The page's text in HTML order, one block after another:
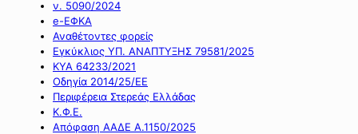
ν. 5090/2024
e-ΕΦΚΑ
Αναθέτοντες φορείς
Εγκύκλιος ΥΠ. ΑΝΑΠΤΥΞΗΣ 79581/2025
ΚΥΑ 64233/2021
Οδηγία 2014/25/ΕΕ
Περιφέρεια Στερεάς Ελλάδας
Κ.Φ.Ε.
Απόφαση ΑΑΔΕ Α.1150/2025